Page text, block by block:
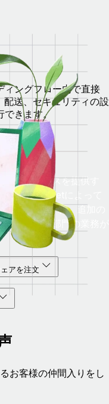
ィングフロー内で直接
配送、セキュリティの設
できます。
流サービスを提供す
であるFleetによって
由で処理され、追加の
部門とIT部門の業務が
アを注文
お客様の仲間入りをし